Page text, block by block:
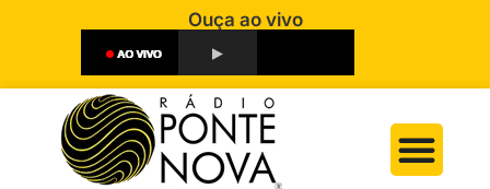
Ouça ao vivo